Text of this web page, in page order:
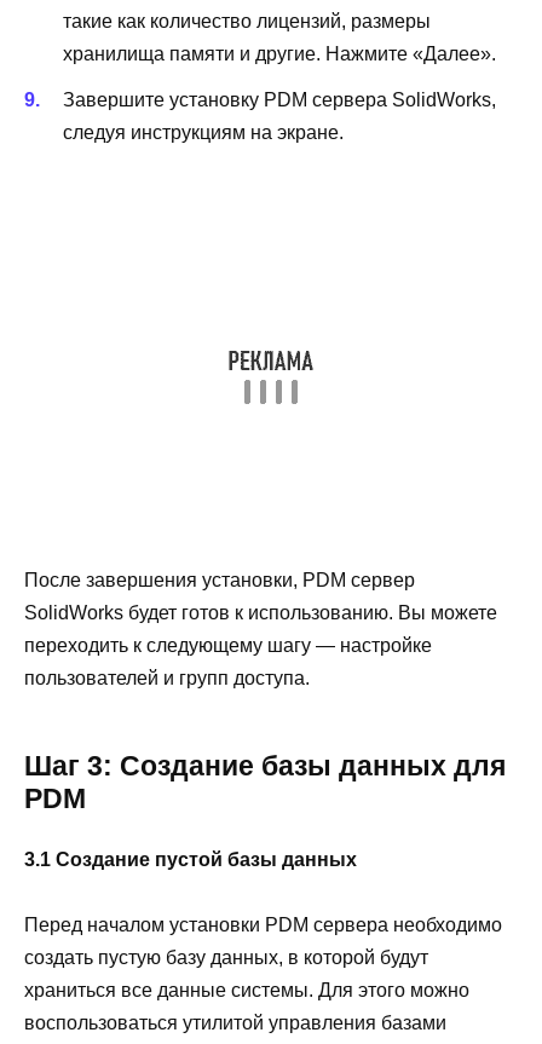
такие как количество лицензий, размеры
хранилища памяти и другие. Нажмите «Далее».
Завершите установку PDM сервера SolidWorks,
следуя инструкциям на экране.
После завершения установки, PDM сервер
SolidWorks будет готов к использованию. Вы можете
переходить к следующему шагу — настройке
пользователей и групп доступа.
Шаг 3: Создание базы данных для
PDM
3.1 Создание пустой базы данных
Перед началом установки PDM сервера необходимо
создать пустую базу данных, в которой будут
храниться все данные системы. Для этого можно
воспользоваться утилитой управления базами